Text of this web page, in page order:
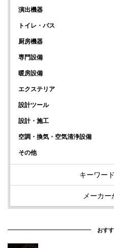
演出機器
トイレ・バス
厨房機器
専門設備
暖房設備
エクステリア
設計ツール
設計・施工
空調・換気・空気清浄設備
その他
キーワー
メーカー
おす